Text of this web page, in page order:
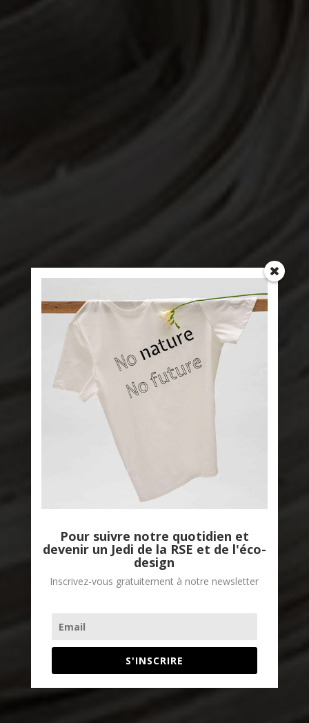
Pour suivre notre quotidien et
devenir un Jedi de la RSE et de l'éco-
design
Inscrivez-vous gratuitement à notre newsletter
S'INSCRIRE